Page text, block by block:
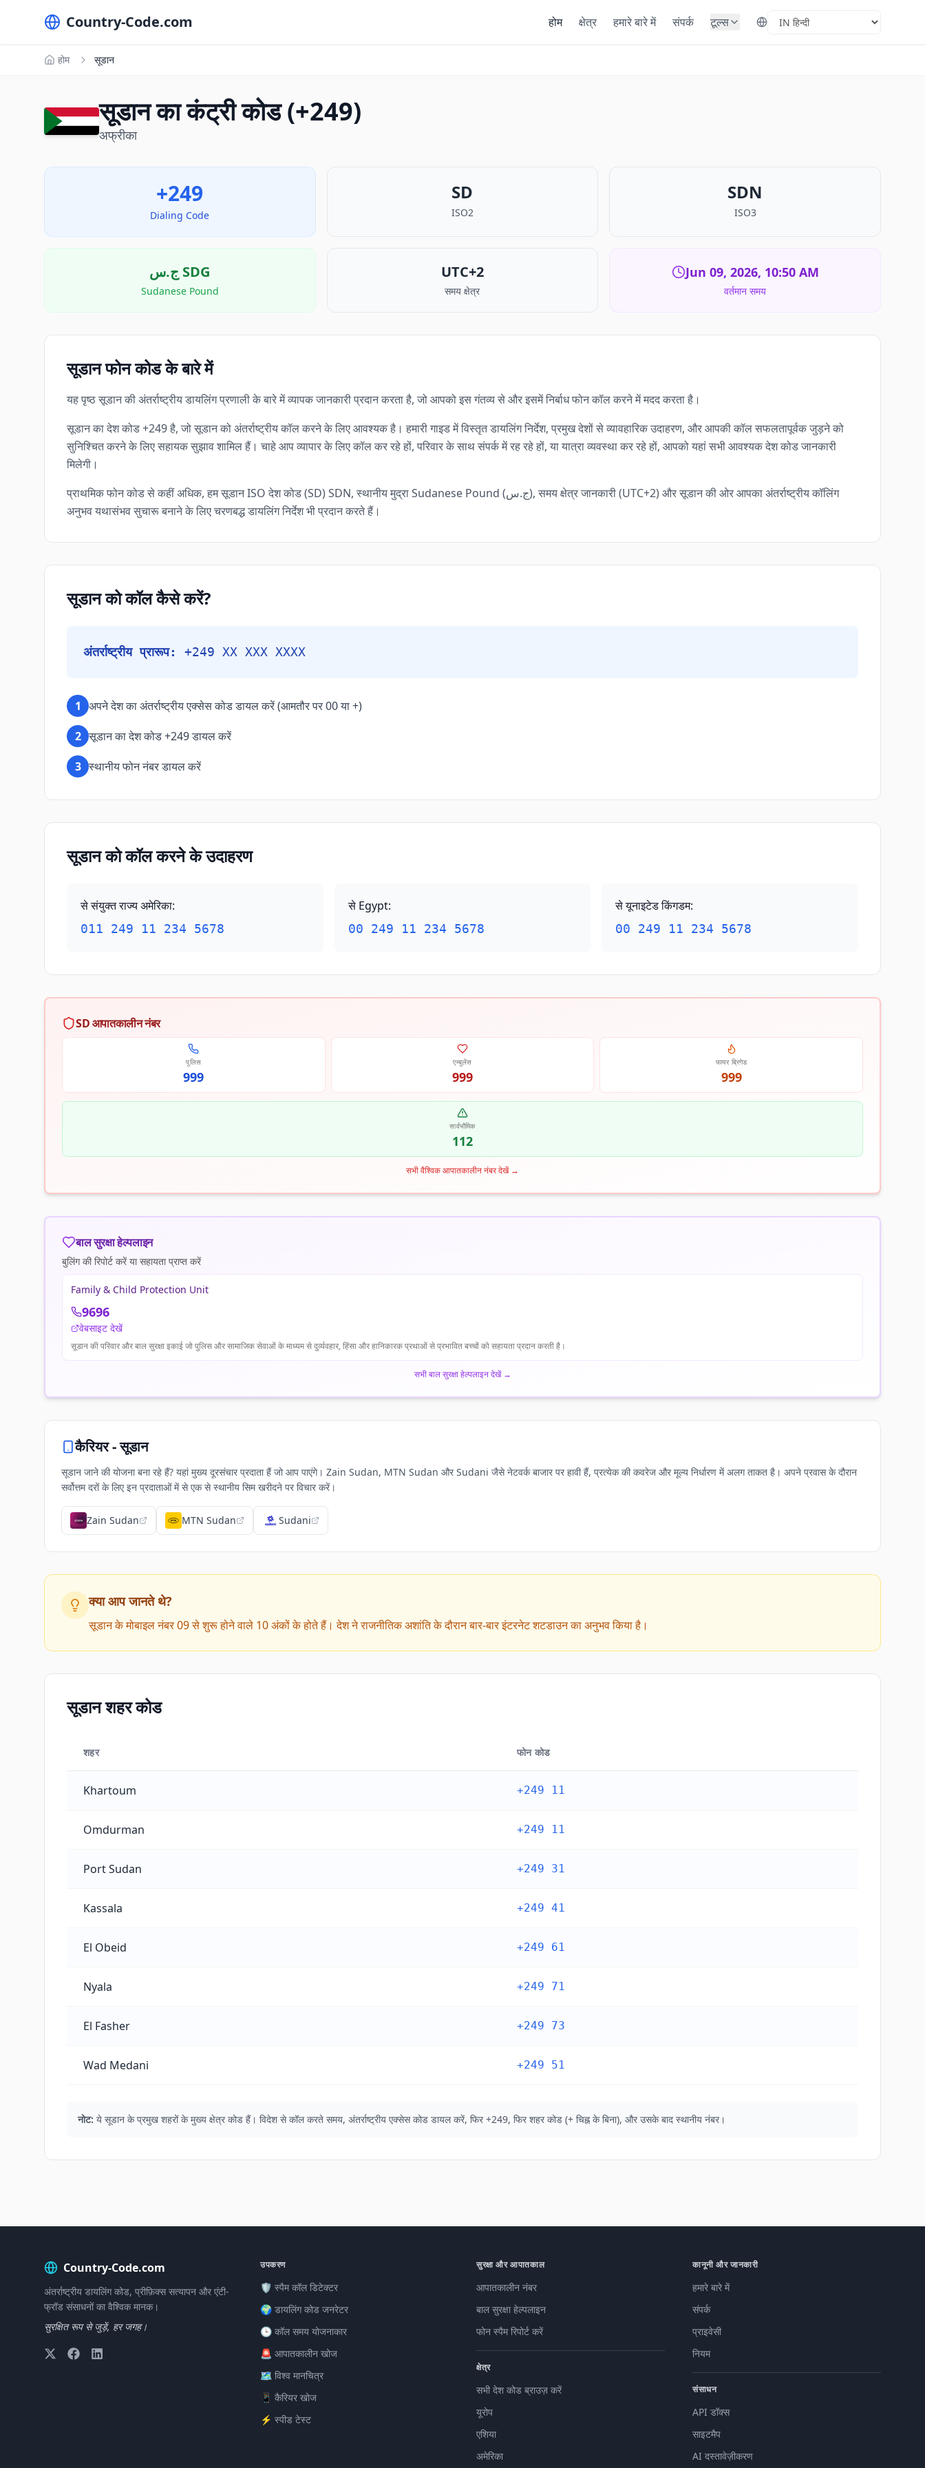
Country-Code.com होम क्षेत्र हमारे बारे में संपर्क टूल्स Select Language
होम सूडान
सूडान का कंट्री कोड (+249)
अफ्रीका
+249
Dialing Code
SD
ISO2
SDN
ISO3
ج.س SDG
Sudanese Pound
UTC+2
समय क्षेत्र
Jun 09, 2026, 10:50 AM
वर्तमान समय
सूडान फोन कोड के बारे में
यह पृष्ठ सूडान की अंतर्राष्ट्रीय डायलिंग प्रणाली के बारे में व्यापक जानकारी प्रदान करता है, जो आपको इस गंतव्य से और इसमें निर्बाध फोन कॉल करने में मदद करता है।
सूडान का देश कोड +249 है, जो सूडान को अंतर्राष्ट्रीय कॉल करने के लिए आवश्यक है। हमारी गाइड में विस्तृत डायलिंग निर्देश, प्रमुख देशों से व्यावहारिक उदाहरण, और आपकी कॉल सफलतापूर्वक जुड़ने को
सुनिश्चित करने के लिए सहायक सुझाव शामिल हैं। चाहे आप व्यापार के लिए कॉल कर रहे हों, परिवार के साथ संपर्क में रह रहे हों, या यात्रा व्यवस्था कर रहे हों, आपको यहां सभी आवश्यक देश कोड जानकारी
मिलेगी।
प्राथमिक फोन कोड से कहीं अधिक, हम सूडान ISO देश कोड (SD) SDN, स्थानीय मुद्रा Sudanese Pound (ج.س), समय क्षेत्र जानकारी (UTC+2) और सूडान की ओर आपका अंतर्राष्ट्रीय कॉलिंग
अनुभव यथासंभव सुचारू बनाने के लिए चरणबद्ध डायलिंग निर्देश भी प्रदान करते हैं।
सूडान को कॉल कैसे करें?
अंतर्राष्ट्रीय प्रारूप: +249 XX XXX XXXX
1 अपने देश का अंतर्राष्ट्रीय एक्सेस कोड डायल करें (आमतौर पर 00 या +)
2 सूडान का देश कोड +249 डायल करें
3 स्थानीय फोन नंबर डायल करें
सूडान को कॉल करने के उदाहरण
से संयुक्त राज्य अमेरिका:
011 249 11 234 5678
से Egypt:
00 249 11 234 5678
से यूनाइटेड किंगडम:
00 249 11 234 5678
SD आपातकालीन नंबर
पुलिस
999
एम्बुलेंस
999
फायर ब्रिगेड
999
सार्वभौमिक
112
सभी वैश्विक आपातकालीन नंबर देखें→
बाल सुरक्षा हेल्पलाइन
बुलिंग की रिपोर्ट करें या सहायता प्राप्त करें
Family & Child Protection Unit
9696
वेबसाइट देखें
सूडान की परिवार और बाल सुरक्षा इकाई जो पुलिस और सामाजिक सेवाओं के माध्यम से दुर्व्यवहार, हिंसा और हानिकारक प्रथाओं से प्रभावित बच्चों को सहायता प्रदान करती है।
सभी बाल सुरक्षा हेल्पलाइन देखें→
कैरियर -सूडान
सूडान जाने की योजना बना रहे हैं? यहां मुख्य दूरसंचार प्रदाता हैं जो आप पाएंगे। Zain Sudan, MTN Sudan और Sudani जैसे नेटवर्क बाजार पर हावी हैं, प्रत्येक की कवरेज और मूल्य निर्धारण में अलग ताकत है। अपने प्रवास के दौरान
सर्वोत्तम दरों के लिए इन प्रदाताओं में से एक से स्थानीय सिम खरीदने पर विचार करें।
Zain Sudan MTN Sudan Sudani
क्या आप जानते थे?
सूडान के मोबाइल नंबर 09 से शुरू होने वाले 10 अंकों के होते हैं। देश ने राजनीतिक अशांति के दौरान बार-बार इंटरनेट शटडाउन का अनुभव किया है।
सूडान शहर कोड
शहर फोन कोड
Khartoum +249 11
Omdurman +249 11
Port Sudan +249 31
Kassala +249 41
El Obeid +249 61
Nyala +249 71
El Fasher +249 73
Wad Medani +249 51
नोट: ये सूडान के प्रमुख शहरों के मुख्य क्षेत्र कोड हैं। विदेश से कॉल करते समय, अंतर्राष्ट्रीय एक्सेस कोड डायल करें, फिर +249, फिर शहर कोड (+ चिह्न के बिना), और उसके बाद स्थानीय नंबर।
Country-Code.com
अंतर्राष्ट्रीय डायलिंग कोड, प्रीफ़िक्स सत्यापन और एंटी-
फ्रॉड संसाधनों का वैश्विक मानक।
सुरक्षित रूप से जुड़ें, हर जगह।
उपकरण
🛡️ स्पैम कॉल डिटेक्टर
🌍 डायलिंग कोड जनरेटर
🕒 कॉल समय योजनाकार
🚨 आपातकालीन खोज
🗺️ विश्व मानचित्र
📱 कैरियर खोज
⚡ स्पीड टेस्ट
सुरक्षा और आपातकाल
आपातकालीन नंबर
बाल सुरक्षा हेल्पलाइन
फोन स्पैम रिपोर्ट करें
क्षेत्र
सभी देश कोड ब्राउज़ करें
यूरोप
एशिया
अमेरिका
कानूनी और जानकारी
हमारे बारे में
संपर्क
प्राइवेसी
नियम
संसाधन
API डॉक्स
साइटमैप
AI दस्तावेज़ीकरण